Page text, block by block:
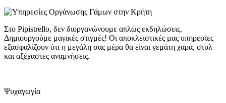
Στο Pipistrello, δεν διοργανώνουμε απλώς εκδηλώσεις.
Δημιουργούμε μαγικές στιγμές! Οι αποκλειστικές μας υπηρεσίες
εξασφαλίζουν ότι η μεγάλη σας μέρα θα είναι γεμάτη χαρά, στυλ
και αξέχαστες αναμνήσεις.
Ψυχαγωγία